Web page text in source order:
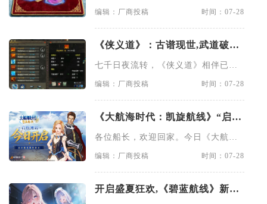
编辑：厂商投稿 时间：07-28
《侠义道》：古谱现世,武道破境,
七千日夜流转，《侠义道》相伴已然
编辑：厂商投稿 时间：07-28
《大航海时代：凯旋航线》“启航
各位船长，欢迎回家。今日《大航海
编辑：厂商投稿 时间：07-28
开启盛夏狂欢,《碧蓝航线》新版